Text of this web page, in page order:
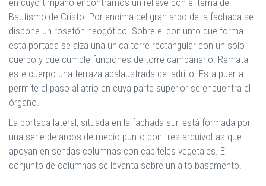
Bautismo de Cristo. Por encima del gran arco de la fachada se
dispone un rosetón neogótico. Sobre el conjunto que forma
esta portada se alza una única torre rectangular con un sólo
cuerpo y que cumple funciones de torre campanario. Remata
este cuerpo una terraza abalaustrada de ladrillo. Esta puerta
permite el paso al atrio en cuya parte superior se encuentra el
órgano.
La portada lateral, situada en la fachada sur, está formada por
una serie de arcos de medio punto con tres arquivoltas que
apoyan en sendas columnas con capiteles vegetales. El
conjunto de columnas se levanta sobre un alto basamento.